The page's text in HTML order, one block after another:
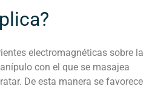
electromagnéticas sobre la
con el que se masajea
De esta manera se favorece